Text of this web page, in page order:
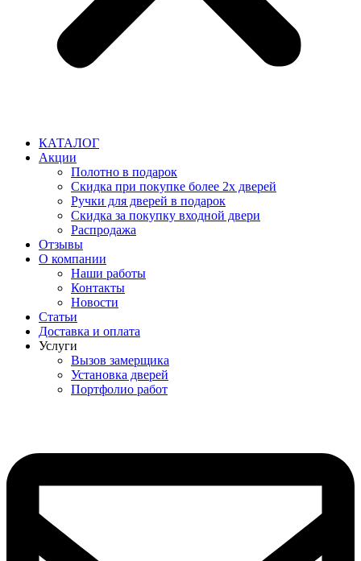
КАТАЛОГ
Акции
Полотно в подарок
Скидка при покупке более 2х дверей
Ручки для дверей в подарок
Скидка за покупку входной двери
Распродажа
Отзывы
О компании
Наши работы
Контакты
Новости
Статьи
Доставка и оплата
Услуги
Вызов замерщика
Установка дверей
Портфолио работ